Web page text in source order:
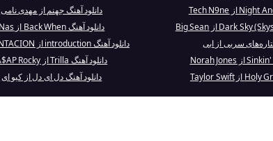
دانلود آهنگ جهنم از مهدی نامی
دانلود آهنگ Back When از Nas
سربی از ابی
دانلود آهنگ introduction از XXXTENTACION
دانلود آهنگ Trilla از A$AP Rocky
دانلود آهنگ دل ای دل از کیو ای